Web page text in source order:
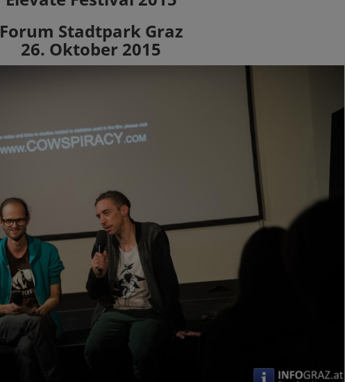
Forum Stadtpark Graz
26. Oktober 2015